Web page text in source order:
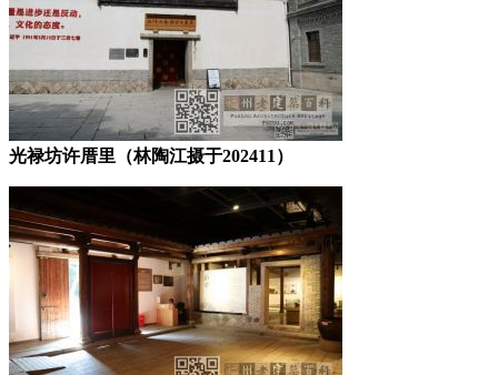
光禄坊许厝里（林陶江摄于202411）